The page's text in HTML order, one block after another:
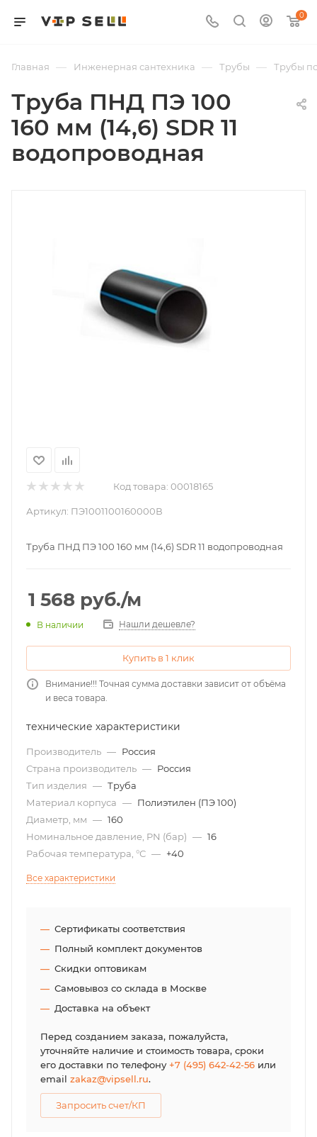
0
Главная — Инженерная сантехника — Трубы — Трубы
Труба ПНД ПЭ 100
160 мм (14,6) SDR 11
водопроводная
Код товара: 00018165
Артикул: ПЭ1001100160000В
Труба ПНД ПЭ 100 160 мм (14,6) SDR 11 водопроводная
1 568 руб./м
В наличии Нашли дешевле?
Купить в 1 клик
Внимание!!! Точная сумма доставки зависит от объёма
и веса товара.
технические характеристики
Производитель — Россия
Страна производитель — Россия
Тип изделия — Труба
Материал корпуса — Полиэтилен (ПЭ 100)
Диаметр, мм — 160
Номинальное давление, PN (бар) — 16
Рабочая температура, °С — +40
Все характеристики
Сертификаты соответствия
Полный комплект документов
Скидки оптовикам
Самовывоз со склада в Москве
Доставка на объект
Перед созданием заказа, пожалуйста,
уточняйте наличие и стоимость товара, сроки
его доставки по телефону+7 (495) 642-42-56 или
email zakaz@vipsell.ru.
Запросить счет/КП